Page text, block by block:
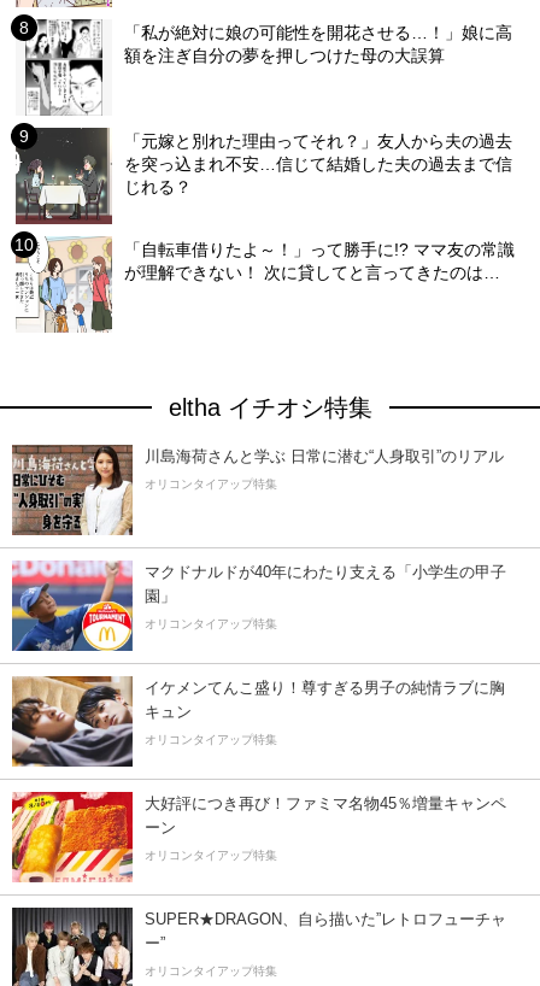
「私が絶対に娘の可能性を開花させる…！」娘に高
額を注ぎ自分の夢を押しつけた母の大誤算
「元嫁と別れた理由ってそれ？」友人から夫の過去
を突っ込まれ不安…信じて結婚した夫の過去まで信
じれる？
「自転車借りたよ～！」って勝手に!? ママ友の常識
が理解できない！ 次に貸してと言ってきたのは…
eltha イチオシ特集
川島海荷さんと学ぶ 日常に潜む“人身取引”のリアル
オリコンタイアップ特集
マクドナルドが40年にわたり支える「小学生の甲子
園」
オリコンタイアップ特集
イケメンてんこ盛り！尊すぎる男子の純情ラブに胸
キュン
オリコンタイアップ特集
大好評につき再び！ファミマ名物45％増量キャンペ
ーン
オリコンタイアップ特集
SUPER★DRAGON、自ら描いた”レトロフューチャ
ー”
オリコンタイアップ特集